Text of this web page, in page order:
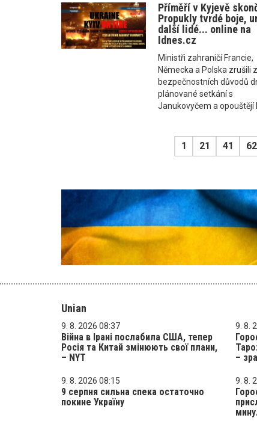
Příměří v Kyjevě
Propukly tvrdé boje,
další lidé... online na
Idnes.cz
Ministři zahraničí Francie,
Německa a Polska zrušili z
bezpečnostních důvodů
plánované setkání s
Janukovyčem a opouštějí
1 21 41 62
Unian
9. 8. 2026 08:37
Війна в Ірані послабила США, тепер
Росія та Китай змінюють свої плани,
– NYT
9. 8.
–
9. 8. 2026 08:15
9 серпня сильна спека остаточно
покине Україну
9. 8.